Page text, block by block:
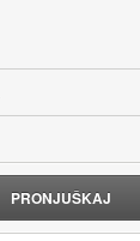
PRONJUŠKAJ